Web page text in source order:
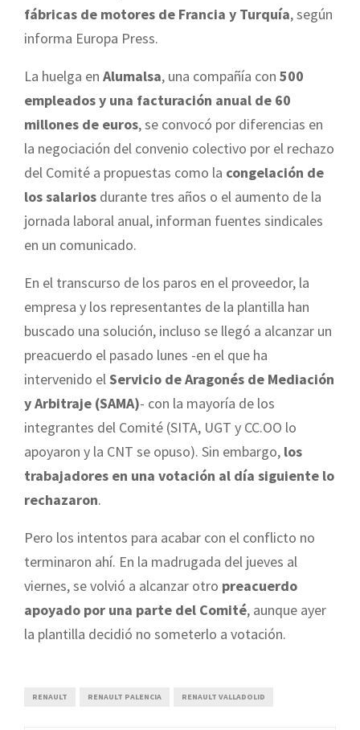
fábricas de motores de Francia y Turquía, según
informa Europa Press.
La huelga en Alumalsa, una compañía con 500
empleados y una facturación anual de 60
millones de euros, se convocó por diferencias en
la negociación del convenio colectivo por el rechazo
del Comité a propuestas como la congelación de
los salarios durante tres años o el aumento de la
jornada laboral anual, informan fuentes sindicales
en un comunicado.
En el transcurso de los paros en el proveedor, la
empresa y los representantes de la plantilla han
buscado una solución, incluso se llegó a alcanzar un
preacuerdo el pasado lunes -en el que ha
intervenido elServicio de Aragonés de Mediación
y Arbitraje (SAMA)- con la mayoría de los
integrantes del Comité (SITA, UGT y CC.OO lo
apoyaron y la CNT se opuso). Sin embargo, los
trabajadores en una votación al día siguiente lo
rechazaron.
Pero los intentos para acabar con el conflicto no
terminaron ahí. En la madrugada del jueves al
viernes, se volvió a alcanzar otro preacuerdo
apoyado por una parte del Comité, aunque ayer
la plantilla decidió no someterlo a votación.
RENAULT RENAULT PALENCIA RENAULT VALLADOLID